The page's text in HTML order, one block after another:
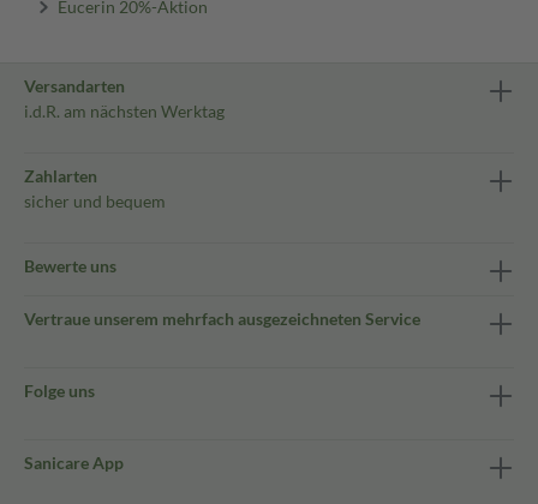
Eucerin 20%-Aktion
Versandarten
i.d.R. am nächsten Werktag
Zahlarten
sicher und bequem
Bewerte uns
Vertraue unserem mehrfach ausgezeichneten Service
Folge uns
Sanicare App